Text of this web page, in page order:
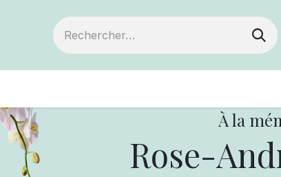
À la
Rose-